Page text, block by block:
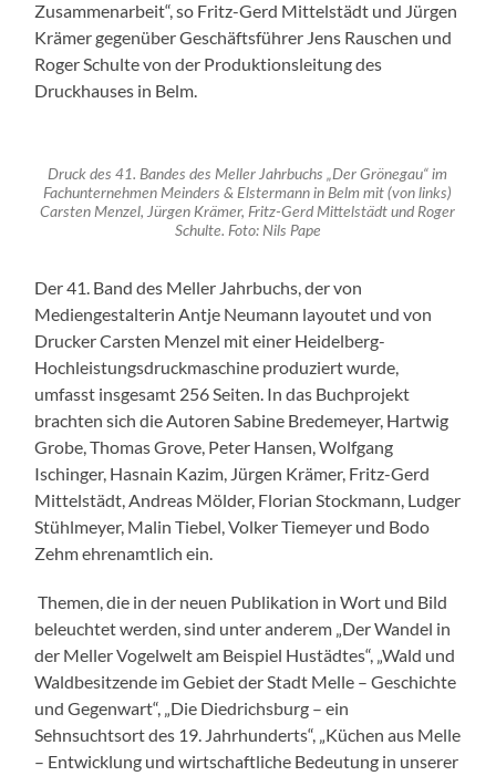
Zusammenarbeit“, so Fritz-Gerd Mittelstädt und Jürgen
Krämer gegenüber Geschäftsführer Jens Rauschen und
Roger Schulte von der Produktionsleitung des
Druckhauses in Belm.
Druck des 41. Bandes des Meller Jahrbuchs „Der Grönegau“ im
Fachunternehmen Meinders & Elstermann in Belm mit (von links)
Carsten Menzel, Jürgen Krämer, Fritz-Gerd Mittelstädt und Roger
Schulte. Foto: Nils Pape
Der 41. Band des Meller Jahrbuchs, der von
Mediengestalterin Antje Neumann layoutet und von
Drucker Carsten Menzel mit einer Heidelberg-
Hochleistungsdruckmaschine produziert wurde,
umfasst insgesamt 256 Seiten. In das Buchprojekt
brachten sich die Autoren Sabine Bredemeyer, Hartwig
Grobe, Thomas Grove, Peter Hansen, Wolfgang
Ischinger, Hasnain Kazim, Jürgen Krämer, Fritz-Gerd
Mittelstädt, Andreas Mölder, Florian Stockmann, Ludger
Stühlmeyer, Malin Tiebel, Volker Tiemeyer und Bodo
Zehm ehrenamtlich ein.
Themen, die in der neuen Publikation in Wort und Bild
beleuchtet werden, sind unter anderem „Der Wandel in
der Meller Vogelwelt am Beispiel Hustädtes“, „Wald und
Waldbesitzende im Gebiet der Stadt Melle – Geschichte
und Gegenwart“, „Die Diedrichsburg – ein
Sehnsuchtsort des 19. Jahrhunderts“, „Küchen aus Melle
– Entwicklung und wirtschaftliche Bedeutung in unserer